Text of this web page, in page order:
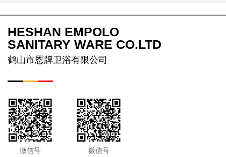
HESHAN EMPOLO
SANITARY WARE CO.LTD
鹤山市恩牌卫浴有限公司
微信号 微信号